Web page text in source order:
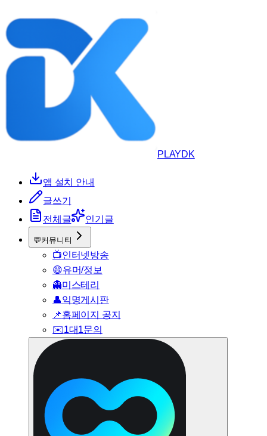
PLAYDK
앱 설치 안내
글쓰기
전체글
인기글
💬커뮤니티
📺인터넷방송
😄유머/정보
👻미스테리
👤익명게시판
📌홈페이지 공지
✉️1대1문의